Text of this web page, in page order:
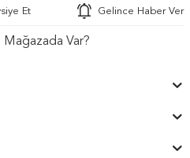
Et Gelince Haber Ver
Mağazada Var?